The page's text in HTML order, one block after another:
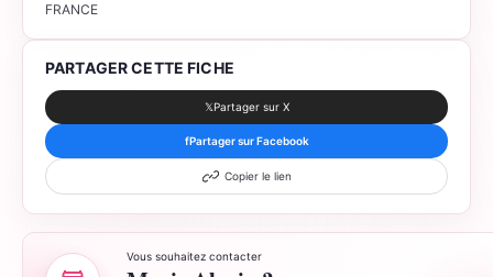
FRANCE
PARTAGER CETTE FICHE
𝕏Partager sur X
fPartager sur Facebook
Copier le lien
Vous souhaitez contacter